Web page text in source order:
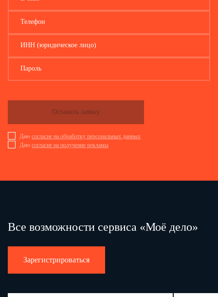
Телефон
ИНН (юридическое лицо)
Пароль
Даю согласие на обработку персональных данных
Даю согласие на получение рекламы
Оставить заявку
Все возможности сервиса «Моё дело»
Зарегистрироваться